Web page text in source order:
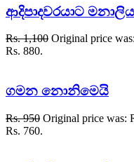
ආදිපාදවරයාට
Rs.1,100 Original price
Rs. 880.
ගමන නොනිමෙයි
Rs.950 Original price was:
Rs. 760.